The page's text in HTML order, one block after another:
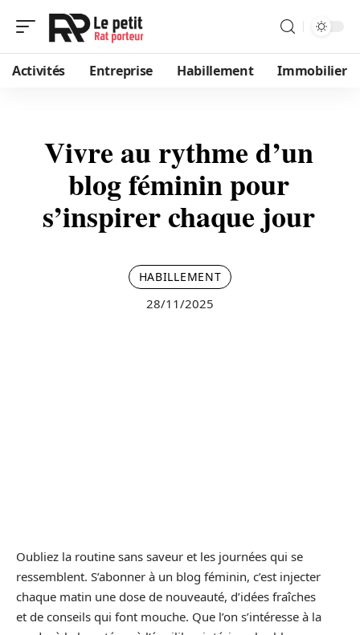
Activités Entreprise Habillement Immobilier
Vivre au rythme d’un
blog féminin pour
s’inspirer chaque jour
HABILLEMENT
28/11/2025
Oubliez la routine sans saveur et les journées qui se
ressemblent. S’abonner à un blog féminin, c’est injecter
chaque matin une dose de nouveauté, d’idées fraîches
et de conseils qui font mouche. Que l’on s’intéresse à la